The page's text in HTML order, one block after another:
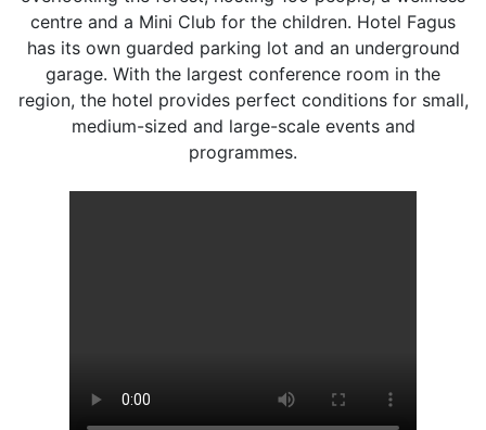
centre and a Mini Club for the children. Hotel Fagus
has its own guarded parking lot and an underground
garage. With the largest conference room in the
region, the hotel provides perfect conditions for small,
medium-sized and large-scale events and
programmes.